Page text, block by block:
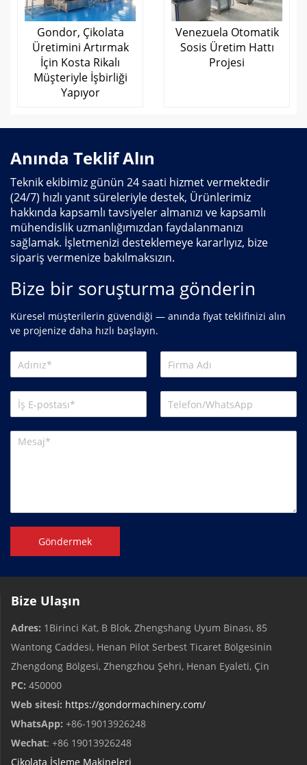
Gondor, Çikolata
Üretimini Artırmak
İçin Kosta Rikalı
Müşteriyle İşbirliği
Yapıyor
Venezuela Otomatik
Sosis Üretim Hattı
Projesi
Anında Teklif Alın
Teknik ekibimiz günün 24 saati hizmet vermektedir
(24/7) hızlı yanıt süreleriyle destek, Ürünlerimiz
hakkında kapsamlı tavsiyeler almanızı ve kapsamlı
mühendislik uzmanlığımızdan faydalanmanızı
sağlamak. İşletmenizi desteklemeye kararlıyız, bize
sipariş vermenize bakılmaksızın.
Bize bir soruşturma gönderin
Küresel müşterilerin güvendiği — anında fiyat teklifinizi alın
ve projenize daha hızlı başlayın.
Göndermek
Bize Ulaşın
Adres: 1Birinci Kat, B Blok, Zhengshang Uyum Binası, 85
Wantong Caddesi, Henan Pilot Serbest Ticaret Bölgesinin
Zhengdong Bölgesi, Zhengzhou Şehri, Henan Eyaleti, Çin
PC: 450000
Web sitesi: https://gondormachinery.com/
WhatsApp: +86-19013926248
Wechat: +86 19013926248
Çikolata İşleme Makineleri